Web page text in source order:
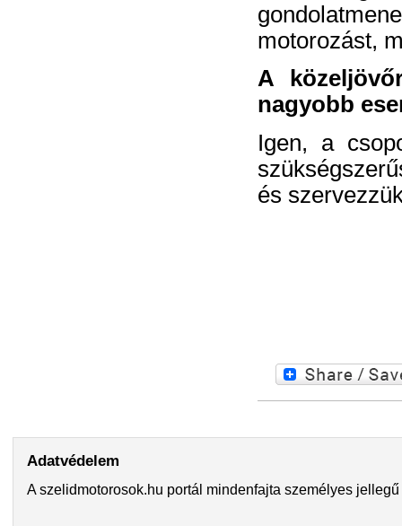
motorozást,
A
nagyobb
Igen, a
és
Adatvédelem
A szelidmotorosok.hu portál mindenfajta személyes